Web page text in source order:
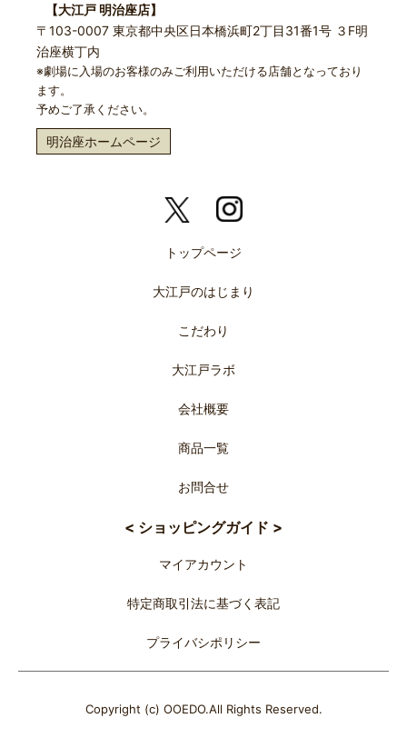
【大江戸 明治座店】
〒103-0007 東京都中央区日本橋浜町2丁目31番1号 ３F明
治座横丁内
※劇場に入場のお客様のみご利用いただける店舗となっており
ます。
予めご了承ください。
明治座ホームページ
トップページ
大江戸のはじまり
こだわり
大江戸ラボ
会社概要
商品一覧
お問合せ
< ショッピングガイド >
マイアカウント
特定商取引法に基づく表記
プライバシポリシー
Copyright (c) OOEDO.All Rights Reserved.